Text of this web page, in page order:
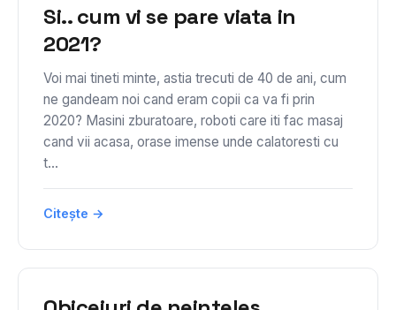
Si.. cum vi se pare viata in
2021?
Voi mai tineti minte, astia trecuti de 40 de ani, cum
ne gandeam noi cand eram copii ca va fi prin
2020? Masini zburatoare, roboti care iti fac masaj
cand vii acasa, orase imense unde calatoresti cu
t...
Citește →